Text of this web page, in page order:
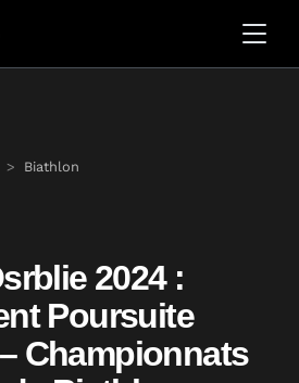
Biathlon
2024 :
Poursuite
Championnats